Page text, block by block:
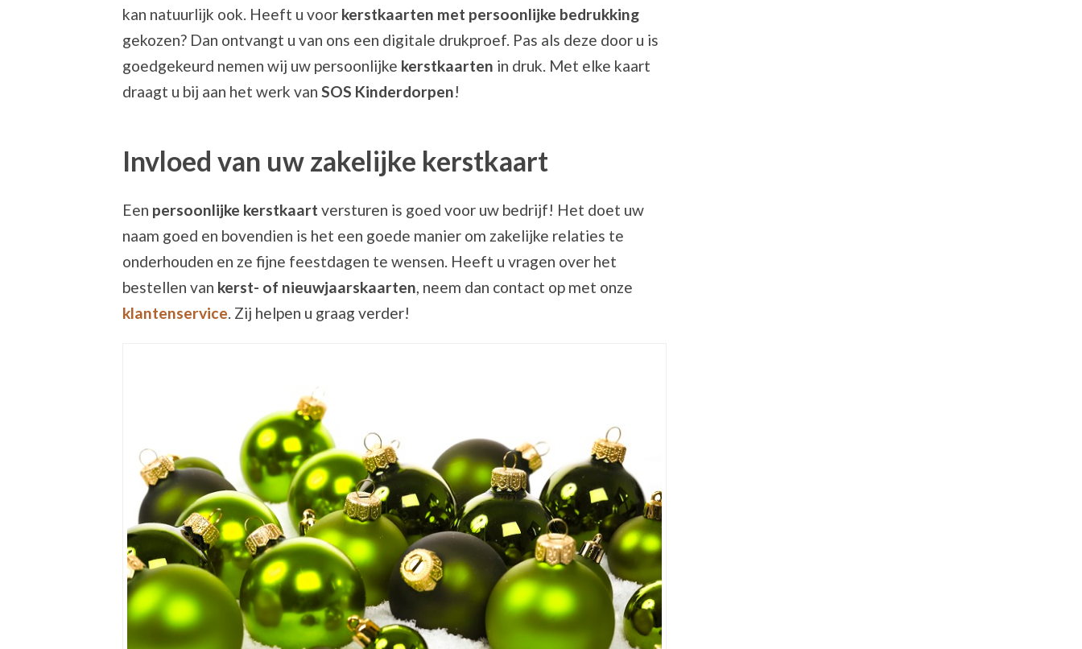
kan natuurlijk ook. Heeft u voor kerstkaarten met persoonlijke bedrukking
gekozen? Dan ontvangt u van ons een digitale drukproef. Pas als deze door u is
goedgekeurd nemen wij uw persoonlijke kerstkaarten in druk. Met elke kaart
draagt u bij aan het werk van SOS Kinderdorpen!
Invloed van uw zakelijke kerstkaart
Een persoonlijke kerstkaart versturen is goed voor uw bedrijf! Het doet uw
naam goed en bovendien is het een goede manier om zakelijke relaties te
onderhouden en ze fijne feestdagen te wensen. Heeft u vragen over het
bestellen van kerst- of nieuwjaarskaarten , neem dan contact op met onze
klantenservice . Zij helpen u graag verder!